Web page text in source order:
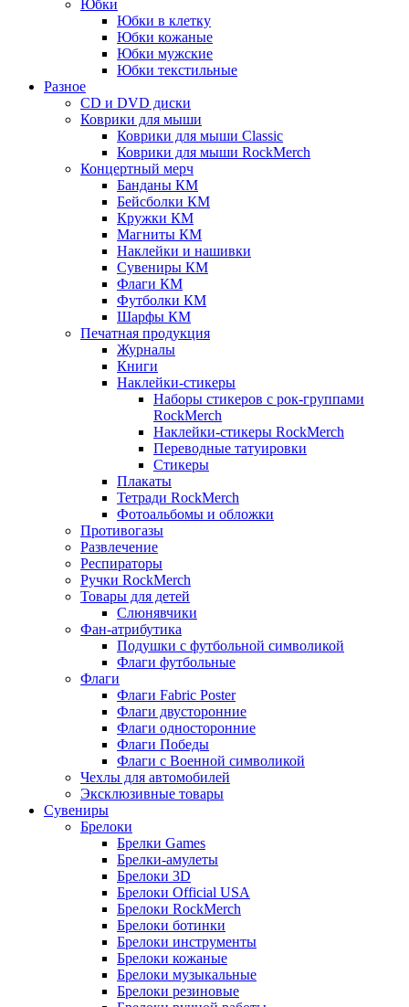
Юбки
Юбки в клетку
Юбки кожаные
Юбки мужские
Юбки текстильные
Разное
CD и DVD диски
Коврики для мыши
Коврики для мыши Classic
Коврики для мыши RockMerch
Концертный мерч
Банданы КМ
Бейсболки КМ
Кружки КМ
Магниты КМ
Наклейки и нашивки
Сувениры КМ
Флаги КМ
Футболки КМ
Шарфы КМ
Печатная продукция
Журналы
Книги
Наклейки-стикеры
Наборы стикеров с рок-группами
RockMerch
Наклейки-стикеры RockMerch
Переводные татуировки
Стикеры
Плакаты
Тетради RockMerch
Фотоальбомы и обложки
Противогазы
Развлечение
Респираторы
Ручки RockMerch
Товары для детей
Слюнявчики
Фан-атрибутика
Подушки с футбольной символикой
Флаги футбольные
Флаги
Флаги Fabric Poster
Флаги двусторонние
Флаги односторонние
Флаги Победы
Флаги с Военной символикой
Чехлы для автомобилей
Эксклюзивные товары
Сувениры
Брелоки
Брелки Games
Брелки-амулеты
Брелоки 3D
Брелоки Official USA
Брелоки RockMerch
Брелоки ботинки
Брелоки инструменты
Брелоки кожаные
Брелоки музыкальные
Брелоки резиновые